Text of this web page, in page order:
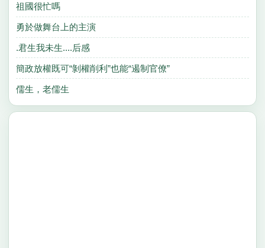
祖國很忙嗎
勇於做舞台上的主演
.君生我未生....后感
簡政放權既可“剝權削利”也能“遏制官僚”
儒生，老儒生